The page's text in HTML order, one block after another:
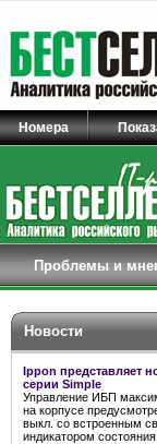
Номера
Проблемы и
Новости
Ippon представляет
серии Simple
Управление ИБП
на корпусе
выкл. со встроенным
индикатором состояния